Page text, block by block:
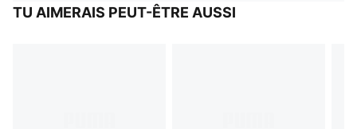
TU AIMERAIS PEUT-ÊTRE AUSSI